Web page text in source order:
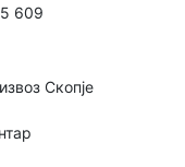
609
Скопје